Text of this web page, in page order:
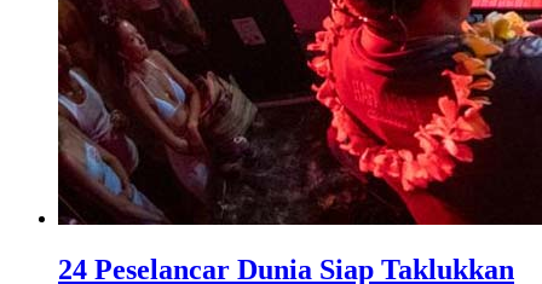
24 Peselancar Dunia Siap Taklukkan